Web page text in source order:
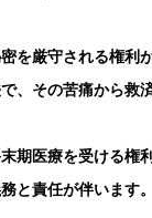
を厳守される権利
、その苦痛から救
期医療を受ける権
と責任が伴います。